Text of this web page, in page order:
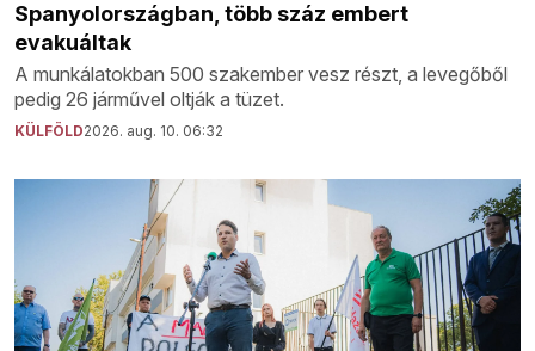
Spanyolországban, több száz embert
evakuáltak
A munkálatokban 500 szakember vesz részt, a levegőből
pedig 26 járművel oltják a tüzet.
KÜLFÖLD2026. aug. 10. 06:32